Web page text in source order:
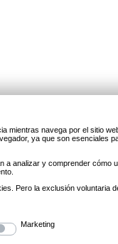
mientras navega por el sitio
ya que son esenciales
a analizar y comprender cómo
Pero la exclusión voluntaria
Marketing